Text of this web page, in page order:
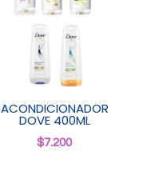
ACONDICIONADOR
DOVE 400ML
$7.200